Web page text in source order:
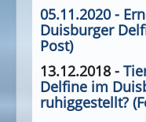
05.11.2020 -
Duisburger
Post)
13.12.2018 -
Delfine im
ruhiggestellt?